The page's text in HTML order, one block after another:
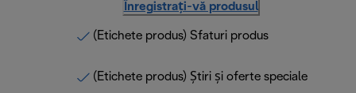
Înregistrați-vă produsul
(Etichete produs) Sfaturi produs
(Etichete produs) Știri și oferte speciale